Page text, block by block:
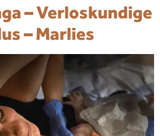
– Verloskundige
– Marlies